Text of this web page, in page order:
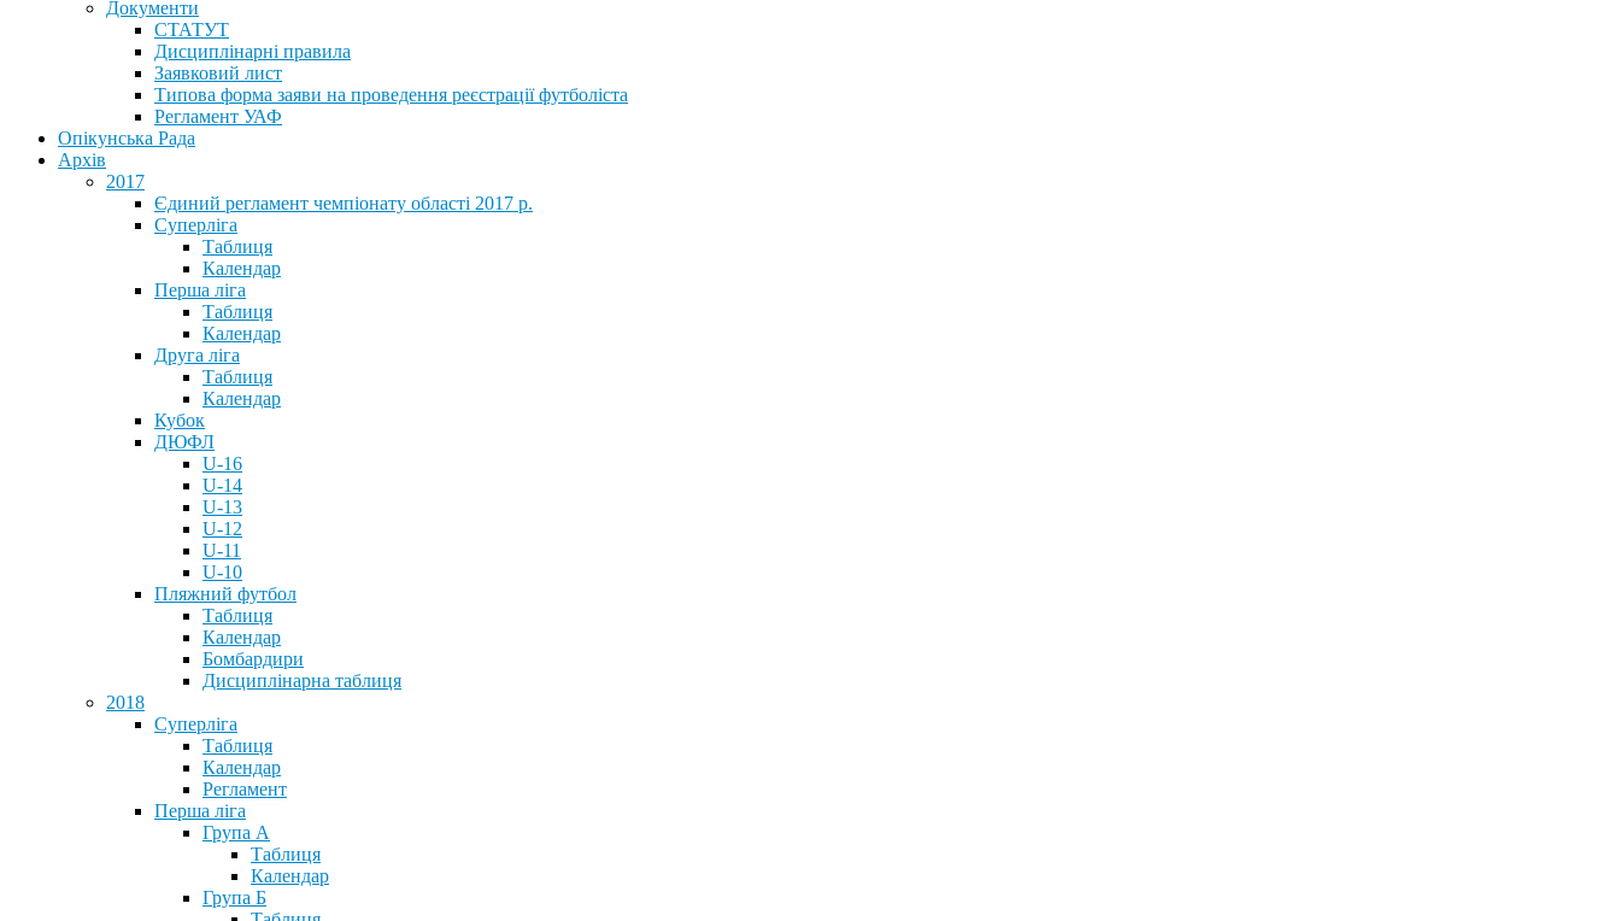
Документи
СТАТУТ
Дисциплінарні правила
Заявковий лист
Типова форма заяви на проведення реєстрації футболіста
Регламент УАФ
Опікунська Рада
Архів
2017
Єдиний регламент чемпіонату області 2017 р.
Суперліга
Таблиця
Календар
Перша ліга
Таблиця
Календар
Друга ліга
Таблиця
Календар
Кубок
ДЮФЛ
U-16
U-14
U-13
U-12
U-11
U-10
Пляжний футбол
Таблиця
Календар
Бомбардири
Дисциплінарна таблиця
2018
Суперліга
Таблиця
Календар
Регламент
Перша ліга
Група А
Таблиця
Календар
Група Б